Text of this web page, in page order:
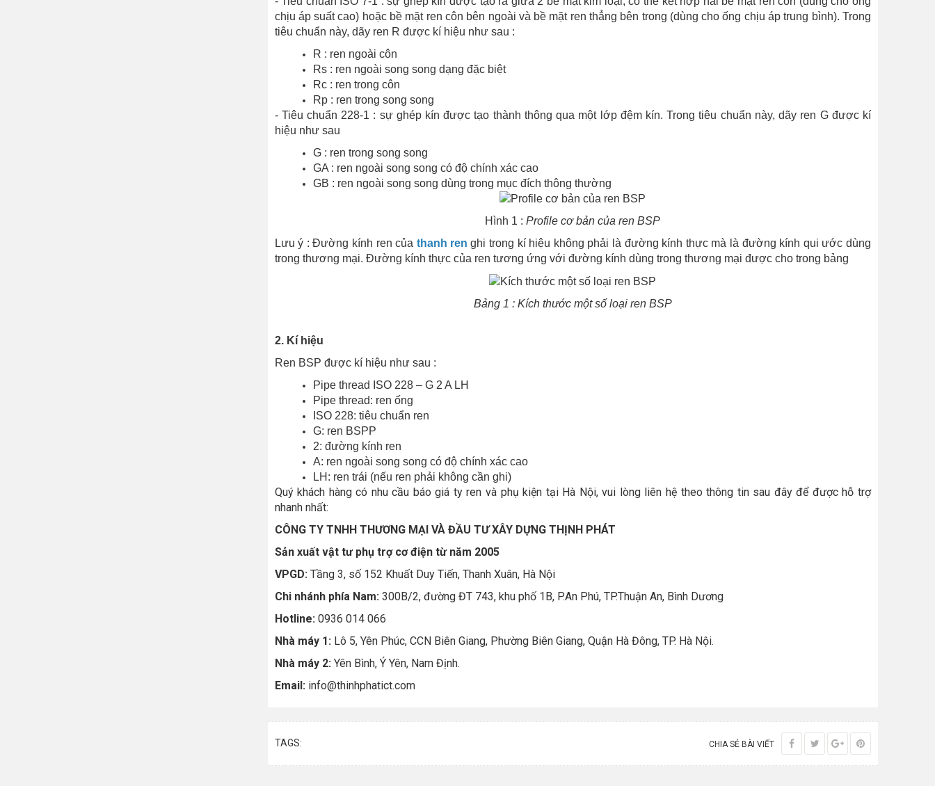
chịu áp suất cao) hoặc bề mặt ren côn bên ngoài và bề mặt ren thẳng bên trong (dùng cho ống chịu áp trung bình). Trong
tiêu chuẩn này, dãy ren R được kí hiệu như sau :
R : ren ngoài côn
Rs : ren ngoài song song dạng đặc biệt
Rc : ren trong côn
Rp : ren trong song song
- Tiêu chuẩn 228-1 : sự ghép kín được tạo thành thông qua một lớp đệm kín. Trong tiêu chuẩn này, dãy ren G được kí
hiệu như sau
G : ren trong song song
GA : ren ngoài song song có độ chính xác cao
GB : ren ngoài song song dùng trong mục đích thông thường
Hình 1 :Profile cơ bản của ren BSP
Lưu ý : Đường kính ren của thanh ren ghi trong kí hiệu không phải là đường kính thực mà là đường kính qui ước dùng
trong thương mại. Đường kính thực của ren tương ứng với đường kính dùng trong thương mại được cho trong bảng
Bảng 1 : Kích thước một số loại ren BSP
2. Kí hiệu
Ren BSP được kí hiệu như sau :
Pipe thread ISO 228 – G 2 A LH
Pipe thread: ren ống
ISO 228: tiêu chuẩn ren
G: ren BSPP
2: đường kính ren
A: ren ngoài song song có độ chính xác cao
LH: ren trái (nếu ren phải không cần ghi)
Quý khách hàng có nhu cầu báo giá ty ren và phụ kiện tại Hà Nội, vui lòng liên hệ theo thông tin sau đây để được hỗ trợ
nhanh nhất:
CÔNG TY TNHH THƯƠNG MẠI VÀ ĐẦU TƯ XÂY DỰNG THỊNH PHÁT
Sản xuất vật tư phụ trợ cơ điện từ năm 2005
VPGD: Tầng 3, số 152 Khuất Duy Tiến, Thanh Xuân, Hà Nội
Chi nhánh phía Nam: 300B/2, đường ĐT 743, khu phố 1B, P.An Phú, TP.Thuận An, Bình Dương
Hotline: 0936 014 066
Nhà máy 1:Lô 5, Yên Phúc, CCN Biên Giang, Phường Biên Giang, Quận Hà Đông, TP. Hà Nội.
Nhà máy 2:Yên Bình, Ý Yên, Nam Định.
Email:info@thinhphatict.com
TAGS: CHIA SẺ BÀI VIẾT